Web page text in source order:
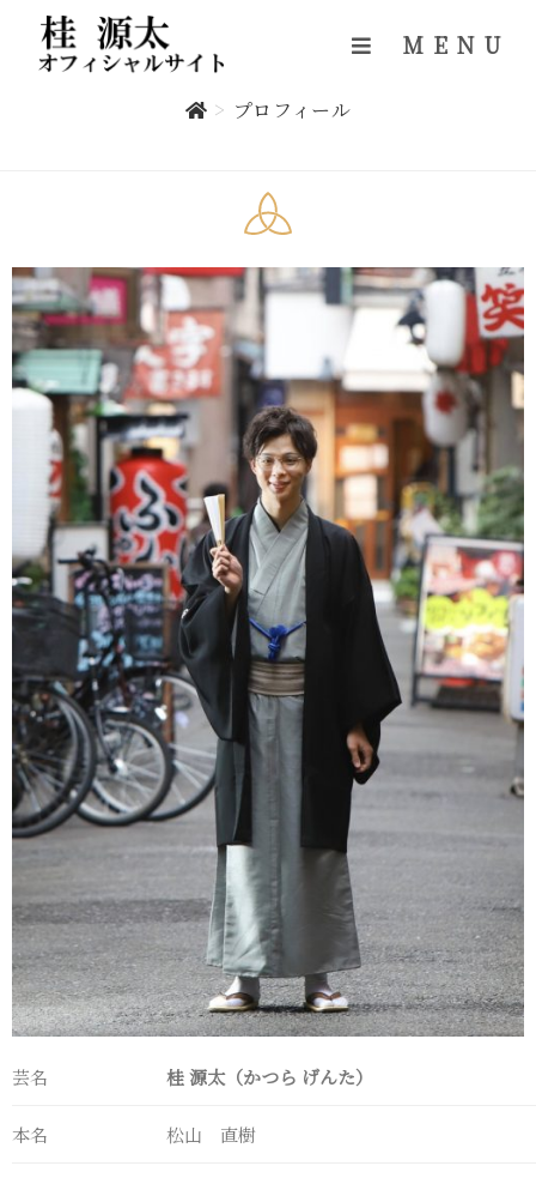
MENU
プロフィール
> プロフィール
芸名 桂 源太（かつら げんた）
本名 松山 直樹